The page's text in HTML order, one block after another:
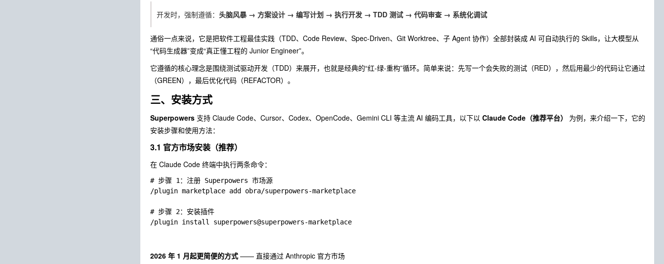
开发时，强制遵循： 头脑风暴 → 方案设计 → 编写计划 → 执行开发 → TDD 测试 → 代码审查 → 系统化调试
通俗一点来说，它是把软件工程最佳实践（TDD、Code Review、Spec-Driven、Git Worktree、子 Agent 协作）全部封装成 AI 可自动执行的 Skills，让大模型从
“代码生成器”变成“真正懂工程的 Junior Engineer”。
它遵循的核心理念是围绕测试驱动开发（TDD）来展开，也就是经典的“红-绿-重构”循环。简单来说：先写一个会失败的测试（RED），然后用最少的代码让它通过
（GREEN），最后优化代码（REFACTOR）。
三、安装方式
Superpowers 支持 Claude Code、 Cursor、 Codex、 OpenCode、 Gemini CLI 等主流 AI 编码工具，以下以 Claude Code（推荐平台）
为例，来介绍一下，它的
安装步骤和使用方法：
3.1 官方市场安装（推荐）
在 Claude Code 终端中执行两条命令：
# 步骤 1：注册 Superpowers 市场源
/plugin marketplace add obra/superpowers-marketplace
# 步骤 2：安装插件
2026 年 1 月起更简便的方式 —— 直接通过 Anthropic 官方市场